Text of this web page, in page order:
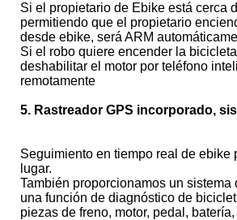
Si el propietario de Ebike está cerca
permitiendo que el propietario
desde ebike, será ARM
Si el robo quiere encender la
deshabilitar el motor por teléfono
remotamente
5. Rastreador GPS incorporado,
Seguimiento en tiempo real de
lugar.
También proporcionamos un
una función de diagnóstico de
piezas de freno, motor, pedal,